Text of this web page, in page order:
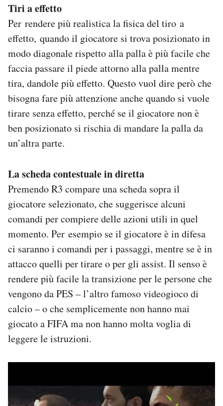
Tiri a effetto
Per rendere più realistica la fisica del tiro a
effetto, quando il giocatore si trova posizionato in
modo diagonale rispetto alla palla è più facile che
faccia passare il piede attorno alla palla mentre
tira, dandole più effetto. Questo vuol dire però che
bisogna fare più attenzione anche quando si vuole
tirare senza effetto, perché se il giocatore non è
ben posizionato si rischia di mandare la palla da
un’altra parte.
La scheda contestuale in diretta
Premendo R3 compare una scheda sopra il
giocatore selezionato, che suggerisce alcuni
comandi per compiere delle azioni utili in quel
momento. Per esempio se il giocatore è in difesa
ci saranno i comandi per i passaggi, mentre se è in
attacco quelli per tirare o per gli assist. Il senso è
rendere più facile la transizione per le persone che
vengono da PES – l’altro famoso videogioco di
calcio – o che semplicemente non hanno mai
giocato a FIFA ma non hanno molta voglia di
leggere le istruzioni.